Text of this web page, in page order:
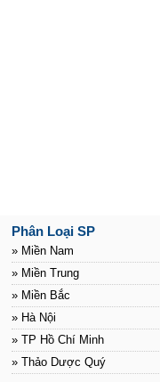
Phân Loại SP
» Miền Nam
» Miền Trung
» Miền Bắc
» Hà Nội
» TP Hồ Chí Minh
» Thảo Dược Quý